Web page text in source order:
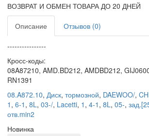
ВОЗВРАТ И ОБМЕН ТОВАРА ДО 20 ДНЕЙ
Описание Отзывов (0)
----------------
Кросс-коды:
08A87210, AMD.BD212, AMDBD212,
RN1391
08.A872.10, Диск, тормозной, DAEWOO/,
1 , 6-1 , 8L, 03-/, Lacetti, 1 , 4-1 , 8L, 05-,
отв.min2
Новинка